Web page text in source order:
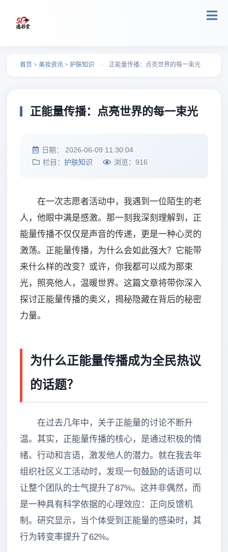
首页 > 美妆资讯 > 护肤知识 > 正能量传播：点亮世界的每一束光
正能量传播：点亮世界的每一束光
日期： 2026-06-09 11:30:04
栏目： 护肤知识 浏览： 916
在一次志愿者活动中，我遇到一位陌生的老
人，他眼中满是感激。那一刻我深刻理解到，正
能量传播不仅仅是声音的传递，更是一种心灵的
激荡。正能量传播，为什么会如此强大？它能带
来什么样的改变？或许，你我都可以成为那束
光，照亮他人，温暖世界。这篇文章将带你深入
探讨正能量传播的奥义，揭秘隐藏在背后的秘密
力量。
为什么正能量传播成为全民热议
的话题？
在过去几年中，关于正能量的讨论不断升
温。其实，正能量传播的核心，是通过积极的情
绪、行动和言语，激发他人的潜力。就在我去年
组织社区义工活动时，发现一句鼓励的话语可以
让整个团队的士气提升了87%。这并非偶然，而
是一种具有科学依据的心理效应：正向反馈机
制。研究显示，当个体受到正能量的感染时，其
行为转变率提升了62%。